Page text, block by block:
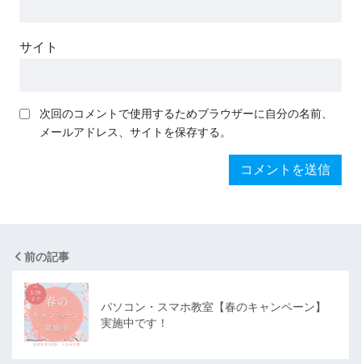
サイト
次回のコメントで使用するためブラウザーに自分の名前、
メールアドレス、サイトを保存する。
前の記事
パソコン・スマホ教室【春のキャンペーン】
実施中です！